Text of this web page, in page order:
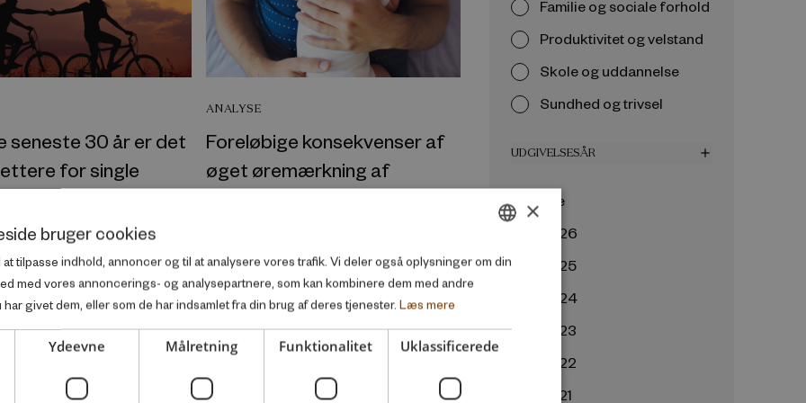
seneste 30 år er det
for single
– for
er det blevet
ANALYSE
Foreløbige konsekvenser af
øget øremærkning af
Familie og sociale forhold
Produktivitet og velstand
Skole og uddannelse
Sundhed og trivsel
UDGIVELSESÅR add
Alle
2026
2025
2024
2023
2022
2021
DANISH
×
bruger cookies
tilpasse indhold, annoncer og til at analysere vores trafik. Vi deler også oplysninger om din
med vores annoncerings- og analysepartnere, som kan kombinere dem med andre
givet dem, eller som de har indsamlet fra din brug af deres tjenester. Læs mere
Ydeevne Målretning Funktionalitet Uklassificerede